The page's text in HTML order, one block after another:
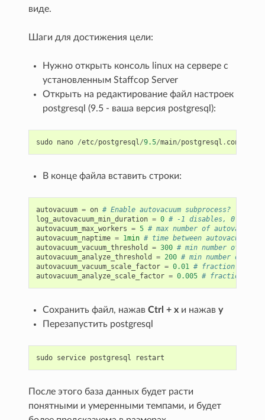
виде.
Шаги для достижения цели:
Нужно открыть консоль linux на сервере с
установленным Staffcop Server
Открыть на редактирование файл настроек
postgresql (9.5 - ваша версия postgresql):
sudo nano /etc/postgresql/9.5/main/postgresql . conf
В конце файла вставить строки:
autovacuum = on # Enable autovacuum subprocess? 'on'
log_autovacuum_min_duration = 0 # -1 disables, 0 logs
autovacuum_max_workers = 5 # max number of autovacuum
autovacuum_naptime = 1min # time between autovacuum
autovacuum_vacuum_threshold
= 300 # min number of row
autovacuum_analyze_threshold
= 200 # min number of row
autovacuum_vacuum_scale_factor = 0.01 # fraction of
autovacuum_analyze_scale_factor = 0.005 # fraction of
Сохранить файл, нажавCtrl + x и нажавy
Перезапустить postgresql
sudo service postgresql restart
После этого база данных будет расти
понятными и умеренными темпами, и будет